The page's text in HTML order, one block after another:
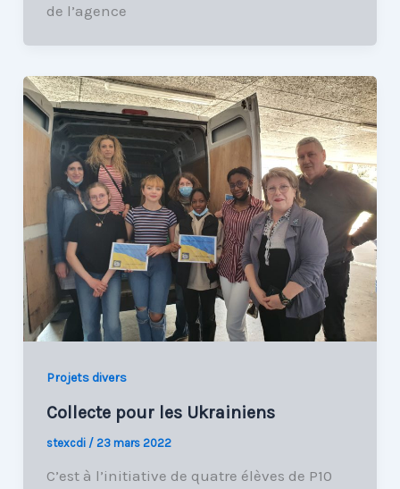
de l’agence
Projets divers
Collecte pour les Ukrainiens
stexcdi / 23 mars 2022
C’est à l’initiative de quatre élèves de P10